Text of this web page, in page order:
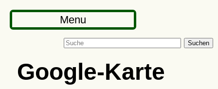
Menu
Suchen
Google-Karte